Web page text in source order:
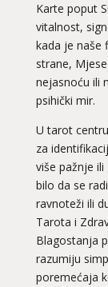
Karte poput
vitalnost,
kada je naše
strane,
nejasnoću ili
psihički mir.
U tarot
za
više pažnje
bilo da se
ravnoteži ili
Tarota i
Blagostanja
razumiju
poremećaja